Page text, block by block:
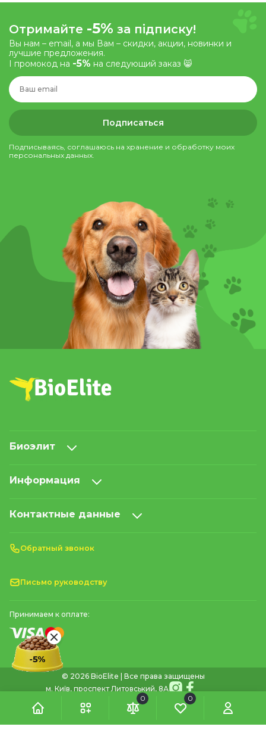
Отримайте -5% за підписку!
Вы нам – email, а мы Вам – скидки, акции, новинки и
лучшие предложения.
І промокод на -5% на следующий заказ 😸
Подписаться
Подписываясь, соглашаюсь на хранение и обработку моих
персональных данных.
Биоэлит
Информация
Контактные данные
Обратный звонок
Письмо руководству
Принимаем к оплате:
© 2026 BioElite | Все права защищены
м. Київ, проспект Литовський, 8А
0
0